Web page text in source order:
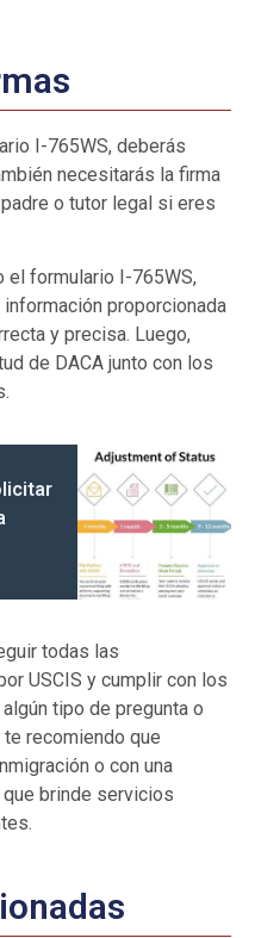
I-765WS, deberás
necesitarás la firma
o tutor legal si eres
el formulario I-765WS,
proporcionada
y precisa. Luego,
de DACA junto con los
todas las
USCIS y cumplir con los
tipo de pregunta o
recomiendo que
o con una
brinde servicios